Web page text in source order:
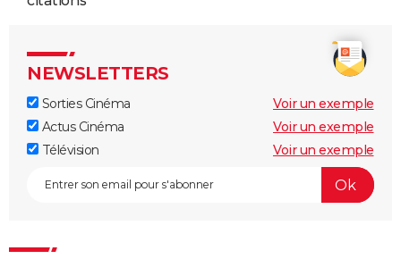
2003 Adorable Julia
A la dériveRôle: Tony Leighton
NEWSLETTERS
Sorties Cinéma
Voir un exemple
Actus Cinéma
Voir un exemple
Télévision
Voir un exemple